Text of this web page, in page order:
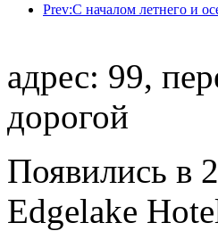
адрес: 99,
дорогой
Появились в
Edgelake